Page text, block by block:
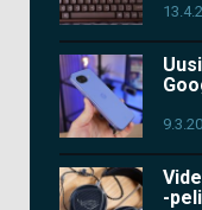
-